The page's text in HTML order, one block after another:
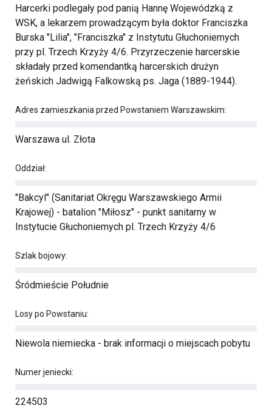
Harcerki podlegały pod panią Hannę Wojewódzką z
WSK, a lekarzem prowadzącym była doktor Franciszka
Burska "Lilia", "Franciszka" z Instytutu Głuchoniemych
przy pl. Trzech Krzyży 4/6. Przyrzeczenie harcerskie
składały przed komendantką harcerskich drużyn
żeńskich Jadwigą Falkowską ps. Jaga (1889-1944).
Adres zamieszkania przed Powstaniem Warszawskim:
Warszawa ul. Złota
Oddział:
"Bakcyl" (Sanitariat Okręgu Warszawskiego Armii
Krajowej) - batalion "Miłosz" - punkt sanitarny w
Instytucie Głuchoniemych pl. Trzech Krzyży 4/6
Szlak bojowy:
Śródmieście Południe
Losy po Powstaniu:
Niewola niemiecka - brak informacji o miejscach pobytu
Numer jeniecki:
224503